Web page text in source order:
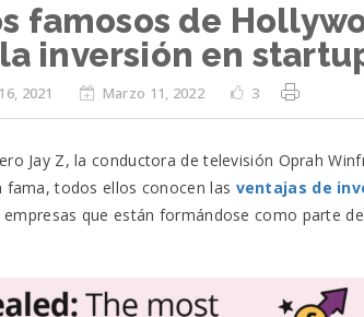
famosos de
inversión en
2021 Marzo 11, 2022 3
Jay Z, la conductora de televisión Oprah
fama, todos ellos conocen las ventajas de
que están formándose como parte